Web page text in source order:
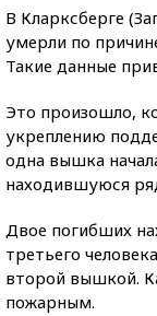
В Кларксберге
умерли по
Такие данные
Это произошло,
укреплению
одна вышка
находившуюся
Двое погибших
третьего
второй вышкой.
пожарным.